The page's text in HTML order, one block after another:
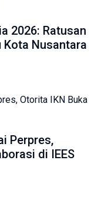
2026: Ratusan
Kota Nusantara
Perpres,
di IEES